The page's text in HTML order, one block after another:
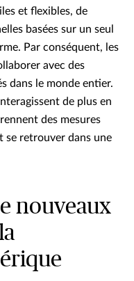
et flexibles, de
basées sur un seul
Par conséquent, les
avec des
dans le monde entier.
de plus en
des mesures
se retrouver dans une
nouveaux